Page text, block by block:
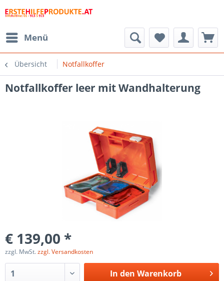
Menü
Übersicht Notfallkoffer
Notfallkoffer leer mit Wandhalterung
€ 139,00 *
zzgl. MwSt.zzgl. Versandkosten
In den Warenkorb